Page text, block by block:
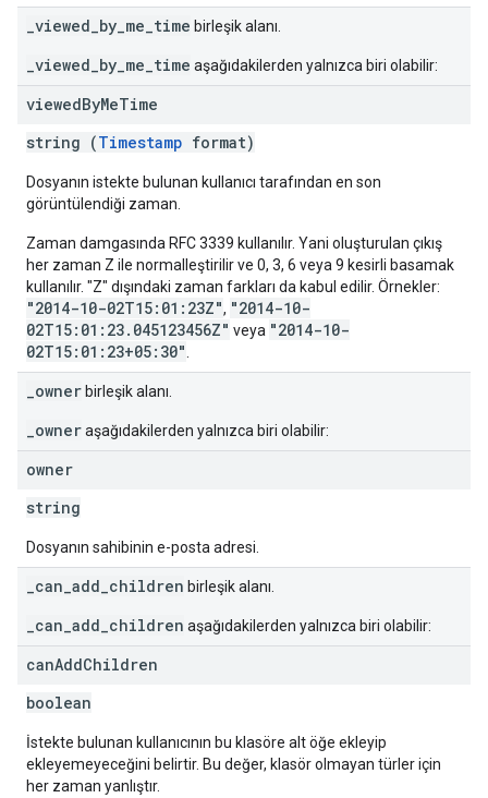
_viewed_by_me_time birleşik alanı.
_viewed_by_me_time aşağıdakilerden yalnızca biri olabilir:
viewedByMeTime
string (Timestamp format)
Dosyanın istekte bulunan kullanıcı tarafından en son
görüntülendiği zaman.
Zaman damgasında RFC 3339 kullanılır. Yani oluşturulan çıkış
her zaman Z ile normalleştirilir ve 0, 3, 6 veya 9 kesirli basamak
kullanılır. "Z" dışındaki zaman farkları da kabul edilir. Örnekler:
"2014-10-02T15:01:23Z", "2014-10-
02T15:01:23.045123456Z" veya "2014-10-
02T15:01:23+05:30"
_owner birleşik alanı.
_owneraşağıdakilerden yalnızca biri olabilir:
owner
string
Dosyanın sahibinin e-posta adresi.
_can_add_children birleşik alanı.
_can_add_children aşağıdakilerden yalnızca biri olabilir:
canAddChildren
boolean
İstekte bulunan kullanıcının bu klasöre alt öğe ekleyip
ekleyemeyeceğini belirtir. Bu değer, klasör olmayan türler için
her zaman yanlıştır.